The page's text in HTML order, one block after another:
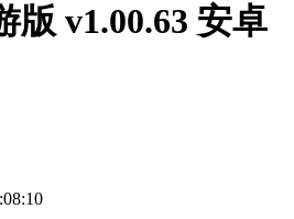
版 v1.00.63 安卓